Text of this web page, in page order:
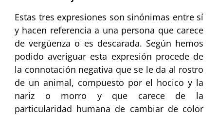
Estas tres expresiones son sinónimas entre sí
y hacen referencia a una persona que carece
de vergüenza o es descarada. Según hemos
podido averiguar esta expresión procede de
la connotación negativa que se le da al rostro
de un animal, compuesto por el hocico y la
nariz o morro y que carece de la
particularidad humana de cambiar de color